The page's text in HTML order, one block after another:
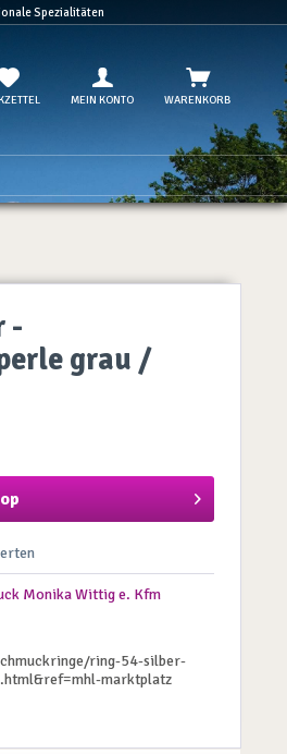
Spezialitäten
MEIN KONTO WARENKORB
-
grau /
Monika Wittig e. Kfm
ring-54-silber-
marktplatz